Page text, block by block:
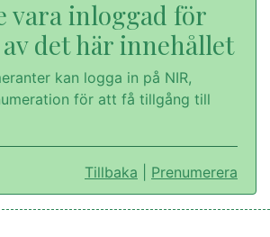
vara inloggad för
det här innehållet
kan logga in på NIR,
för att få tillgång till
Tillbaka Prenumerera